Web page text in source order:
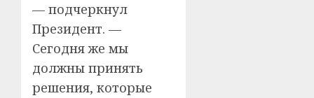
— подчеркнул
Президент. —
Сегодня же мы
должны принять
решения, которые